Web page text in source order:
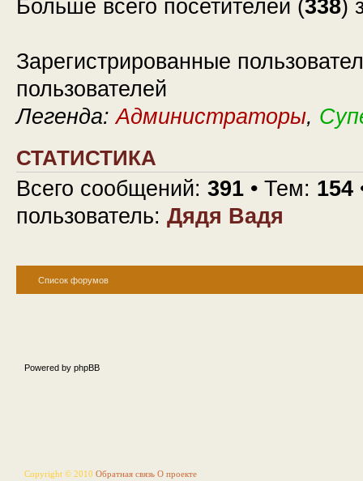
Больше всего посетителей (338)
Зарегистрированные
пользователей
Легенда:Администраторы,
СТАТИСТИКА
Всего сообщений: 391 • Тем: 154
пользователь: Дядя Вадя
Список форумов
Powered by phpBB
Copyright © 2010 Обратная связь О проекте